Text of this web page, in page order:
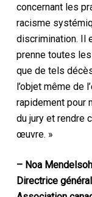
concernant les
racisme
discrimination. Il
prenne toutes
que de tels
l’objet même de
rapidement pour
du jury et rendre
œuvre. »
– Noa
Directrice